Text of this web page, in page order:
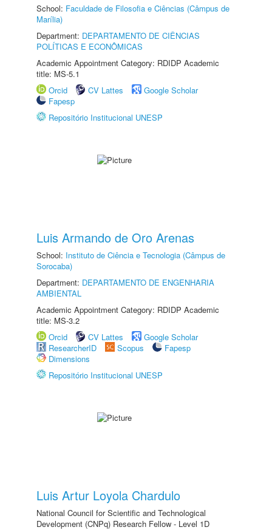
School: Faculdade de Filosofia e Ciências (Câmpus de
Marília)
Department: DEPARTAMENTO DE CIÊNCIAS
POLÍTICAS E ECONÔMICAS
Academic Appointment Category: RDIDP Academic
title: MS-5.1
Orcid
CV Lattes
Google Scholar
Fapesp
Repositório Institucional UNESP
Luis Armando de Oro Arenas
School: Instituto de Ciência e Tecnologia (Câmpus de
Sorocaba)
Department: DEPARTAMENTO DE ENGENHARIA
AMBIENTAL
Academic Appointment Category: RDIDP Academic
title: MS-3.2
Orcid
CV Lattes
Google Scholar
ResearcherID
Scopus
Fapesp
Dimensions
Repositório Institucional UNESP
Luis Artur Loyola Chardulo
National Council for Scientific and Technological
Development (CNPq) Research Fellow - Level 1D